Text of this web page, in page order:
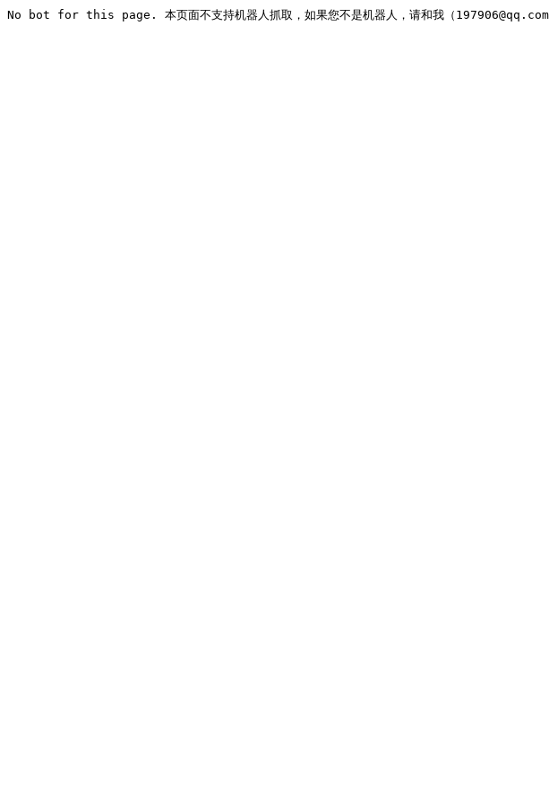
No bot for this page. 本页面不支持机器人抓取，如果您不是机器人，请和我（197906@qq.com